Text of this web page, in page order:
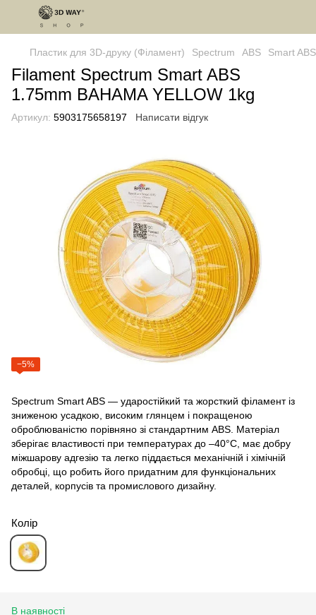
Пластик для 3D-друку (Філамент) Spectrum ABS Smart ABS
Filament Spectrum Smart ABS
1.75mm BAHAMA YELLOW 1kg
Артикул: 5903175658197 Написати відгук
−5%
Spectrum Smart ABS — ударостійкий та жорсткий філамент із
зниженою усадкою, високим глянцем і покращеною
оброблюваністю порівняно зі стандартним ABS. Матеріал
зберігає властивості при температурах до –40°C, має добру
міжшарову адгезію та легко піддається механічній і хімічній
обробці, що робить його придатним для функціональних
деталей, корпусів та промислового дизайну.
Колір
В наявності